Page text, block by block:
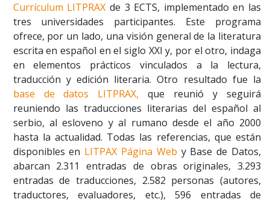
Currículum LITPRAX de 3 ECTS, implementado en las
tres universidades participantes. Este programa
ofrece, por un lado, una visión general de la literatura
escrita en español en el siglo XXI y, por el otro, indaga
en elementos prácticos vinculados a la lectura,
traducción y edición literaria. Otro resultado fue la
base de datos LITPRAX, que reunió y seguirá
reuniendo las traducciones literarias del español al
serbio, al esloveno y al rumano desde el año 2000
hasta la actualidad. Todas las referencias, que están
disponibles en LITPAX Página Web y Base de Datos,
abarcan 2.311 entradas de obras originales, 3.293
entradas de traducciones, 2.582 personas (autores,
traductores, evaluadores, etc.), 596 entradas de